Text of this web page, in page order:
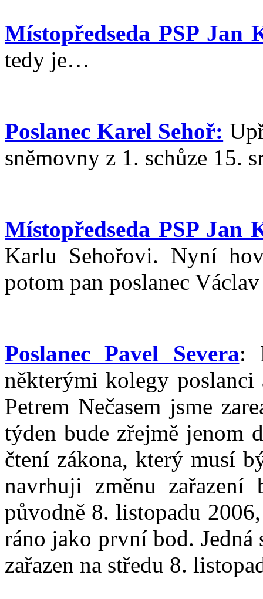
Místopředseda PSP Jan
tedy je…
Poslanec Karel Sehoř:
sněmovny z 1. schůze 15.
Místopředseda PSP Jan
Karlu Sehořovi. Nyní
potom pan poslanec
Poslanec Pavel Severa:
některými kolegy poslanci
Petrem Nečasem jsme
týden bude zřejmě jenom
čtení zákona, který musí
navrhuji změnu
původně 8. listopadu
ráno jako první bod.
zařazen na středu 8.